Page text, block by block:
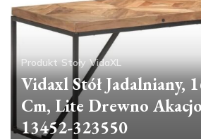
Produkt Stoły VidaXL
Vidaxl Stół Jadalniany,
Cm, Lite Drewno
13452-323550